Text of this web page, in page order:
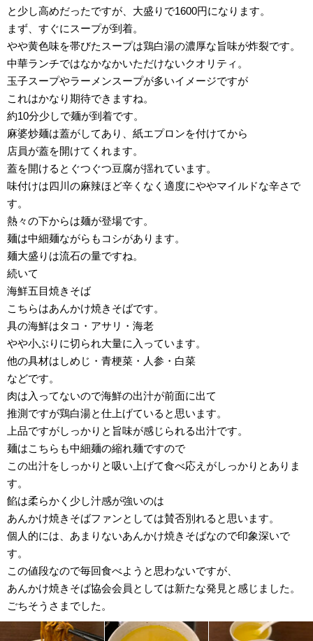
と少し高めだったですが、大盛りで1600円になります。
まず、すぐにスープが到着。
やや黄色味を帯びたスープは鶏白湯の濃厚な旨味が炸裂です。
中華ランチではなかなかいただけないクオリティ。
玉子スープやラーメンスープが多いイメージですが
これはかなり期待できますね。
約10分少しで麺が到着です。
麻婆炒麺は蓋がしてあり、紙エプロンを付けてから
店員が蓋を開けてくれます。
蓋を開けるとぐつぐつ豆腐が揺れています。
味付けは四川の麻辣ほど辛くなく適度にややマイルドな辛さで
す。
熱々の下からは麺が登場です。
麺は中細麺ながらもコシがあります。
麺大盛りは流石の量ですね。
続いて
海鮮五目焼きそば
こちらはあんかけ焼きそばです。
具の海鮮はタコ・アサリ・海老
やや小ぶりに切られ大量に入っています。
他の具材はしめじ・青梗菜・人参・白菜
などです。
肉は入ってないので海鮮の出汁が前面に出て
推測ですが鶏白湯と仕上げていると思います。
上品ですがしっかりと旨味が感じられる出汁です。
麺はこちらも中細麺の縮れ麺ですので
この出汁をしっかりと吸い上げて食べ応えがしっかりとありま
す。
餡は柔らかく少し汁感が強いのは
あんかけ焼きそばファンとしては賛否別れると思います。
個人的には、あまりないあんかけ焼きそばなので印象深いで
す。
この値段なので毎回食べようと思わないですが、
あんかけ焼きそば協会会員としては新たな発見と感じました。
ごちそうさまでした。